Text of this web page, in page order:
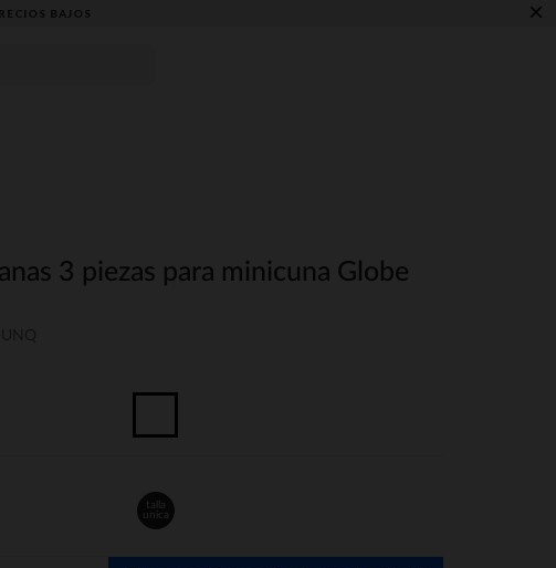
BAJOS ×
3 piezas para minicuna Globe
talla
unica